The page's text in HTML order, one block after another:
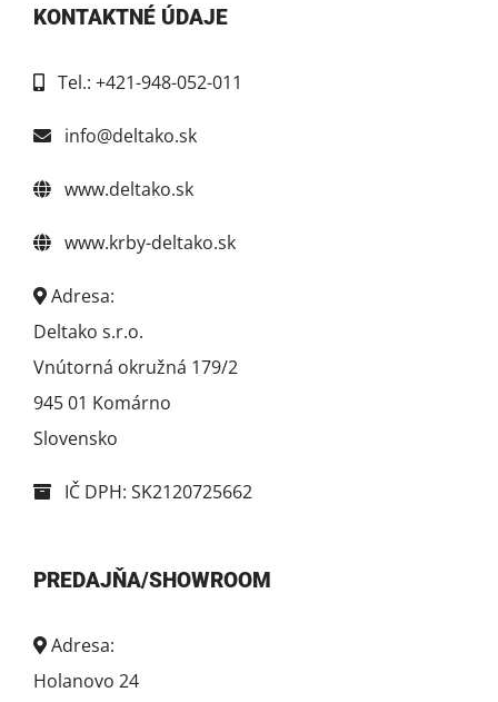
KONTAKTNÉ ÚDAJE
Tel.: +421-948-052-011
info@deltako.sk
www.deltako.sk
www.krby-deltako.sk
Adresa:
Deltako s.r.o.
Vnútorná okružná 179/2
945 01 Komárno
Slovensko
IČ DPH: SK2120725662
PREDAJŇA/SHOWROOM
Adresa:
Holanovo 24